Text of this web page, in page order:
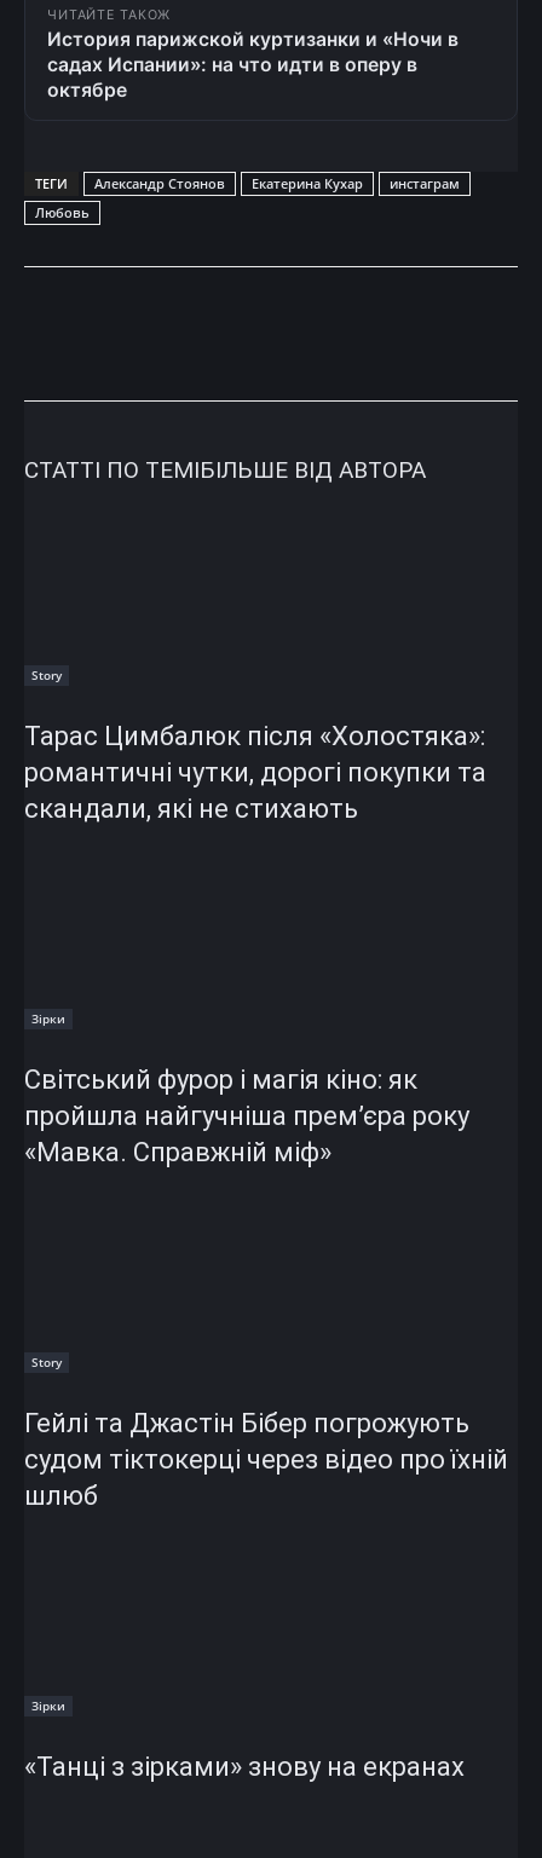
ЧИТАЙТЕ ТАКОЖ
История парижской куртизанки и «Ночи в
садах Испании»: на что идти в оперу в
октябре
ТЕГИ Александр Стоянов Екатерина Кухар
инстаграм
Любовь
СТАТТІ ПО ТЕМІБІЛЬШЕ ВІД АВТОРА
Story
Тарас Цимбалюк після «Холостяка»:
романтичні чутки, дорогі покупки та
скандали, які не стихають
Зірки
Світський фурор і магія кіно: як
пройшла найгучніша прем’єра року
«Мавка. Справжній міф»
Story
Гейлі та Джастін Бібер погрожують
судом тіктокерці через відео про їхній
шлюб
Зірки
«Танці з зірками» знову на екранах